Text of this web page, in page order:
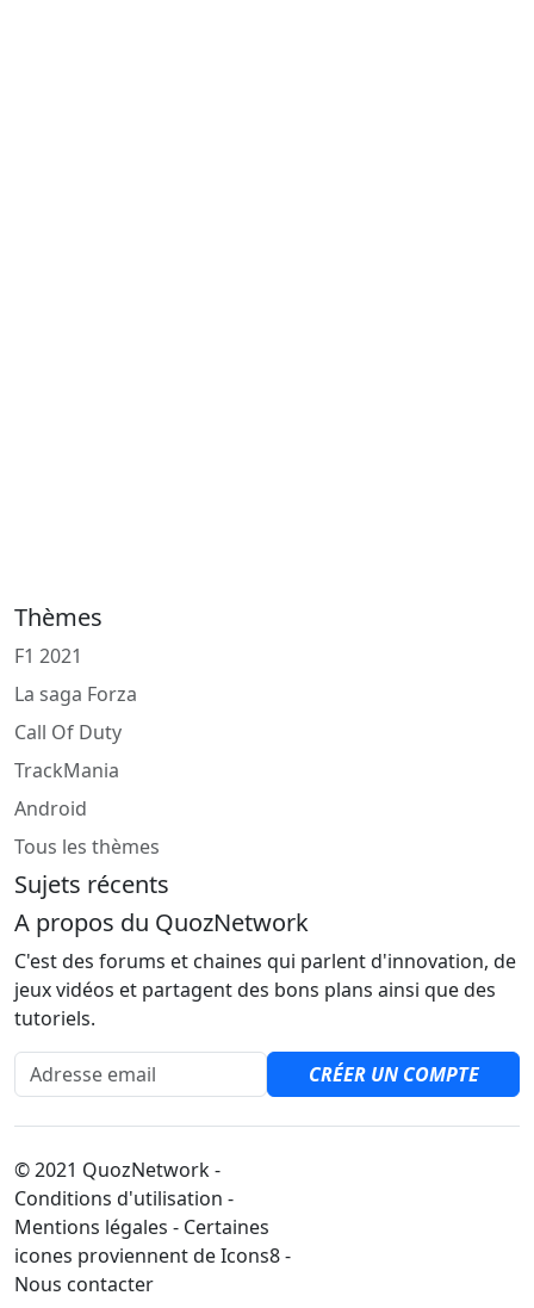
Thèmes
F1 2021
La saga Forza
Call Of Duty
TrackMania
Android
Tous les thèmes
Sujets récents
A propos du QuozNetwork
C'est des forums et chaines qui parlent d'innovation, de
jeux vidéos et partagent des bons plans ainsi que des
tutoriels.
Adresse email
CRÉER UN COMPTE
© 2021 QuozNetwork -
Conditions d'utilisation -
Mentions légales - Certaines
icones proviennent de Icons8 -
Nous contacter